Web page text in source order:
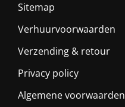
Sitemap
Verhuurvoorwaarden
Verzending & retour
Privacy policy
Algemene voorwaarden